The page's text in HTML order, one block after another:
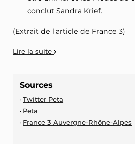
conclut Sandra Krief.
(Extrait de l'article de France 3)
Lire la suite
Sources
Twitter Peta
Peta
France 3 Auvergne-Rhône-Alpes